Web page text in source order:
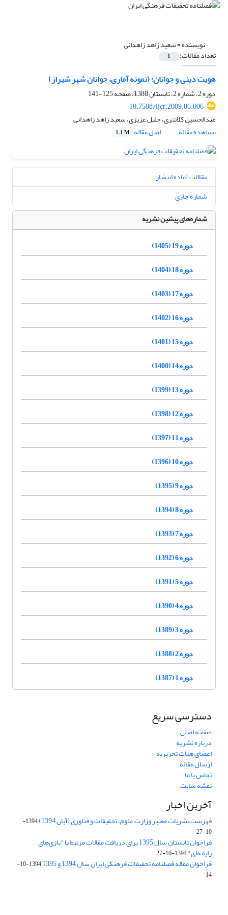
نویسنده =سعید زاهد زاهدانی
تعداد مقالات: 1
هویت دینی و جوانان؛ (نمونه آماری، جوانان شهر شیراز)
دوره 2، شماره 2، تابستان 1388، صفحه
125-141
10.7508/ijcr.2009.06.006
عبدالحسین کلانتری، جلیل عزیزی، سعید زاهد زاهدانی
مشاهده مقاله
اصل مقاله 1.1 M
مقالات آماده انتشار
شماره جاری
شماره‌های پیشین نشریه
دوره 19 (1405)
دوره 18 (1404)
دوره 17 (1403)
دوره 16 (1402)
دوره 15 (1401)
دوره 14 (1400)
دوره 13 (1399)
دوره 12 (1398)
دوره 11 (1397)
دوره 10 (1396)
دوره 9 (1395)
دوره 8 (1394)
دوره 7 (1393)
دوره 6 (1392)
دوره 5 (1391)
دوره 4 (1390)
دوره 3 (1389)
دوره 2 (1388)
دوره 1 (1387)
دسترسی سریع
صفحه اصلی
درباره نشریه
اعضای هیات تحریریه
ارسال مقاله
تماس با ما
نقشه سایت
آخرین اخبار
فهرست نشریات معتبر وزارت علوم، تحقیقات و فناوری (آبان 1394)
1394-
10-27
فراخوان تابستان سال 1395 برای دریافت مقالات مرتبط با "بازی‌های
رایانه‌ای"1394-10-27
فراخوان مقاله فصلنامه تحقیقات فرهنگی ایران سال 1394 و 1395
1394-10-
14